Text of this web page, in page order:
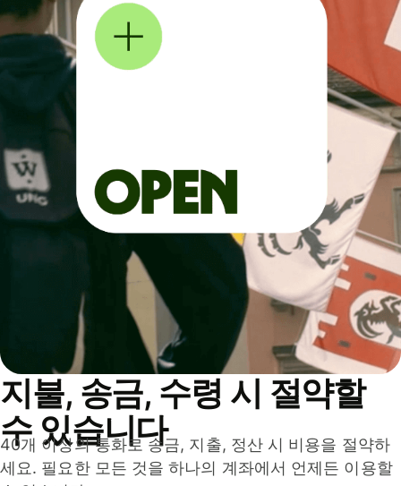
지불, 송금, 수령 시 절약할
수 있습니다
40개 이상의 통화로 송금, 지출, 정산 시 비용을 절약하
세요. 필요한 모든 것을 하나의 계좌에서 언제든 이용할